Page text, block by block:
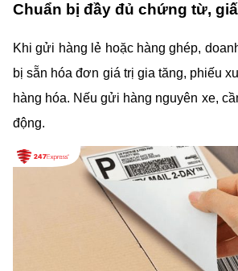
Chuẩn bị đầy đủ chứng từ,
Khi gửi hàng lẻ hoặc hàng ghép,
bị sẵn hóa đơn giá trị gia tăng, phiếu
hàng hóa. Nếu gửi hàng nguyên xe,
động.